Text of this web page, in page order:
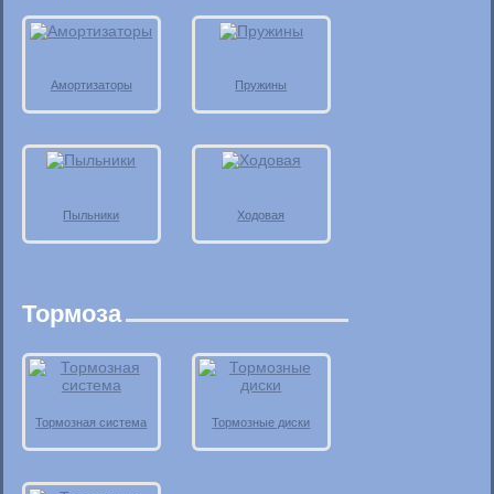
Амортизаторы Пружины
Пыльники Ходовая
Тормоза
Тормозная система Тормозные диски